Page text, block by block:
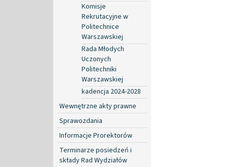
Komisje
Rekrutacyjne w
Politechnice
Warszawskiej
Rada Młodych
Uczonych
Politechniki
Warszawskiej
kadencja 2024-2028
Wewnętrzne akty prawne
Sprawozdania
Informacje Prorektorów
Terminarze posiedzeń i
składy Rad Wydziałów